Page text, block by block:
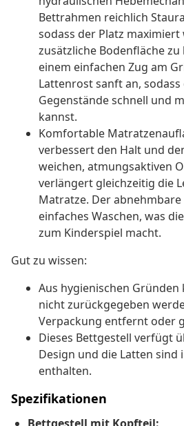
Bettrahmen reichlich
sodass der Platz
zusätzliche Bodenfläche
einem einfachen Zug am
Lattenrost sanft an, sodass
Gegenstände schnell und
kannst.
Komfortable
verbessert den Halt und
weichen, atmungsaktiven
verlängert gleichzeitig die
Matratze. Der
einfaches Waschen, was
zum Kinderspiel macht.
Gut zu wissen:
Aus hygienischen
nicht zurückgegeben
Verpackung entfernt oder
Dieses Bettgestell verfügt
Design und die Latten sind
enthalten.
Spezifikationen